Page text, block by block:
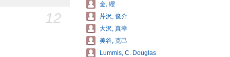
12
金, 纓
芹沢, 俊介
大沢, 真幸
美谷, 克己
Lummis, C. Douglas